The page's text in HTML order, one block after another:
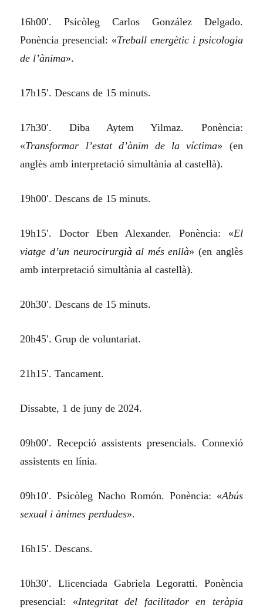
16h00′. Psicòleg Carlos González Delgado.
Ponència presencial: «Treball energètic i psicologia
de l’ànima».
17h15′. Descans de 15 minuts.
17h30′. Diba Aytem Yilmaz. Ponència:
«Transformar l’estat d’ànim de la víctima» (en
anglès amb interpretació simultània al castellà).
19h00′. Descans de 15 minuts.
19h15′. Doctor Eben Alexander. Ponència: «El
viatge d’un neurocirurgiàal més enllà» (en anglès
amb interpretació simultània al castellà).
20h30′. Descans de 15 minuts.
20h45′. Grup de voluntariat.
21h15′. Tancament.
Dissabte, 1 de juny de 2024.
09h00′. Recepció assistents presencials. Connexió
assistents en línia.
09h10′. Psicòleg Nacho Romón. Ponència: «Abús
sexual i ànimes perdudes».
16h15′. Descans.
10h30′. Llicenciada Gabriela Legoratti. Ponència
presencial: «Integritat del facilitador en teràpia